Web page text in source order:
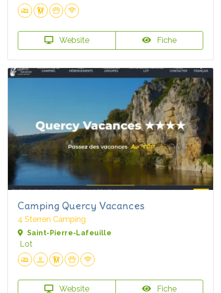
Website Fiche
Camping Quercy Vacances
4 Sterren Camping
Saint-Pierre-Lafeuille
Lot
Website Fiche